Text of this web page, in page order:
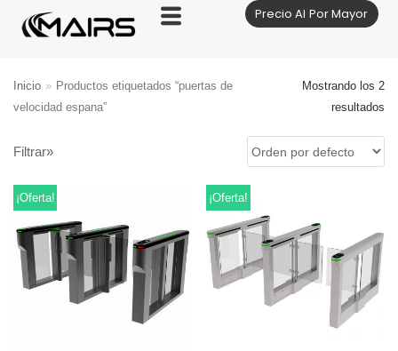
Saltar
al
Precio Al Por Mayor
Inicio » Productos etiquetados “puertas de
velocidad espana”
Mostrando los 2
resultados
Filtrar»
¡Oferta! ¡Oferta!